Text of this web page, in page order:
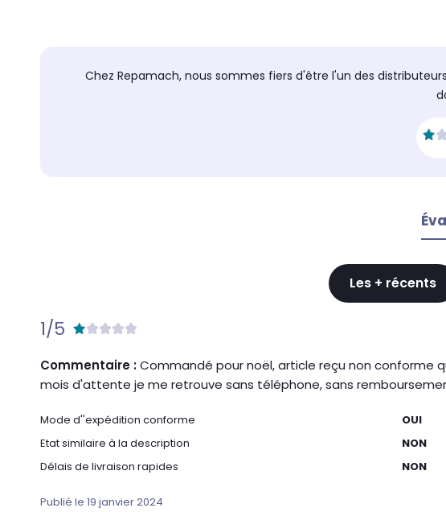
Chez Repamach, nous sommes fiers d'être l'un des
Les + récents
1/5
Commentaire :Commandé pour noël, article reçu non conforme
mois d'attente je me retrouve sans téléphone, sans
Mode d''expédition conforme
OUI
Etat similaire à la description
NON
Délais de livraison rapides
NON
Publié le 19 janvier 2024